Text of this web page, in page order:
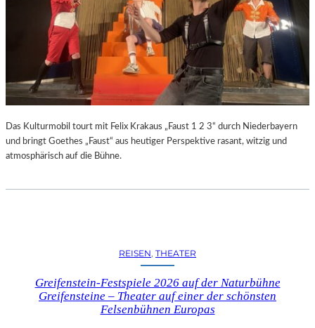
Das Kulturmobil tourt mit Felix Krakaus „Faust 1 2 3“ durch Niederbayern
und bringt Goethes „Faust“ aus heutiger Perspektive rasant, witzig und
atmosphärisch auf die Bühne.
REISEN, THEATER
Greifenstein-Festspiele 2026 auf der Naturbühne
Greifensteine – Theater auf einer der schönsten
Felsenbühnen Europas